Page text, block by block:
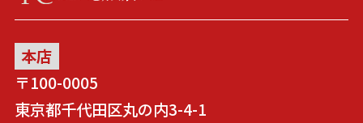
本店
〒100-0005
東京都千代田区丸の内3-4-1